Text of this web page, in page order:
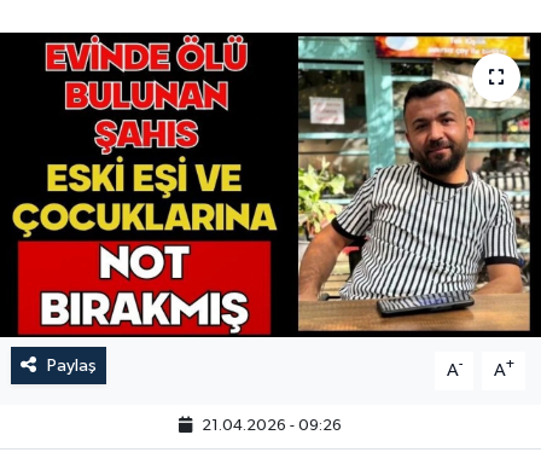
Paylaş A- A+
21.04.2026 - 09:26